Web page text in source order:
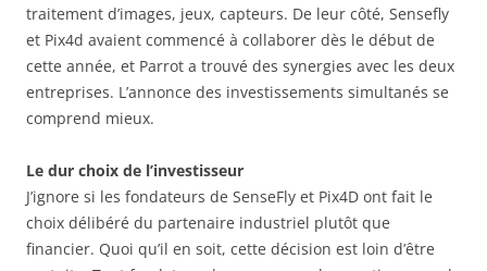
traitement d’images, jeux, capteurs. De leur côté, Sensefly
et Pix4d avaient commencé à collaborer dès le début de
cette année, et Parrot a trouvé des synergies avec les deux
entreprises. L’annonce des investissements simultanés se
comprend mieux.
Le dur choix de l’investisseur
J’ignore si les fondateurs de SenseFly et Pix4D ont fait le
choix délibéré du partenaire industriel plutôt que
financier. Quoi qu’il en soit, cette décision est loin d’être